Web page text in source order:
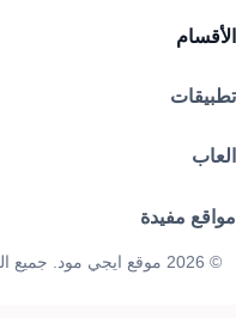
الأقسام
تطبيقات
العاب
مواقع مفيدة
© 2026 موقع ايجي مود. جميع الحقوق محفوظة